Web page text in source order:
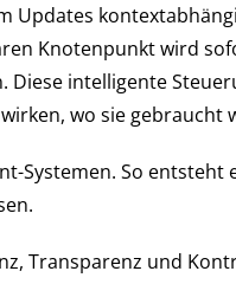
Updates
Knotenpunkt wird
Diese intelligente
wo sie gebraucht
Systemen. So entsteht
Transparenz und